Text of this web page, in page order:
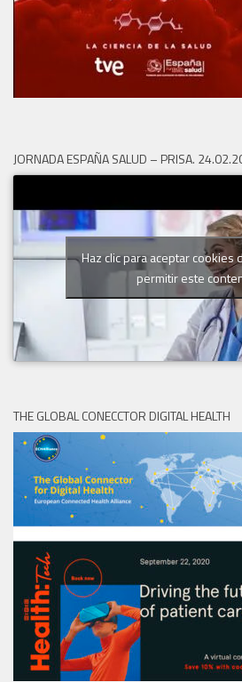
JORNADA ESPAÑA SALUD – PRISA.
Haz clic para aceptar cookies
permitir este
THE GLOBAL CONECCTOR DIGITAL HEALTH